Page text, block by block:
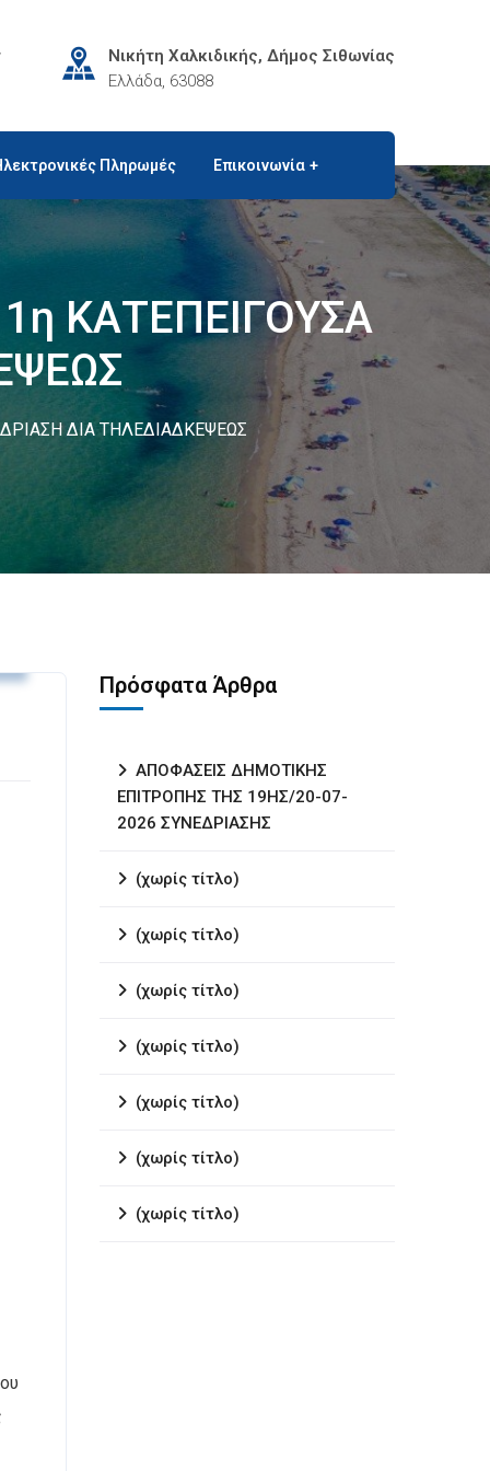
Νικήτη Χαλκιδικής, Δήμος Σιθωνίας
Ελλάδα, 63088
Πληρωμές Επικοινωνία
ΚΑΤΕΠΕΙΓΟΥΣΑ
ΔΙΑ ΤΗΛΕΔΙΑΔΚΕΨΕΩΣ
Πρόσφατα Άρθρα
ΑΠΟΦΑΣΕΙΣ ΔΗΜΟΤΙΚΗΣ
ΕΠΙΤΡΟΠΗΣ ΤΗΣ 19ΗΣ/20-07-
2026 ΣΥΝΕΔΡΙΑΣΗΣ
(χωρίς τίτλο)
(χωρίς τίτλο)
(χωρίς τίτλο)
(χωρίς τίτλο)
(χωρίς τίτλο)
(χωρίς τίτλο)
(χωρίς τίτλο)